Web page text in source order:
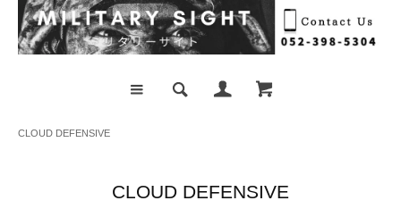
CLOUD DEFENSIVE
CLOUD DEFENSIVE